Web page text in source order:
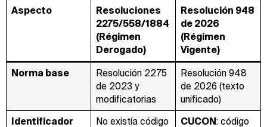
Aspecto
Resoluciones
2275/558/1884
(Régimen
Derogado)
Resolución 948
de 2026
(Régimen
Vigente)
Norma base
Resolución 2275
de 2023 y
modificatorias
Resolución 948
de 2026 (texto
unificado)
Identificador
No existía código
CUCON: código